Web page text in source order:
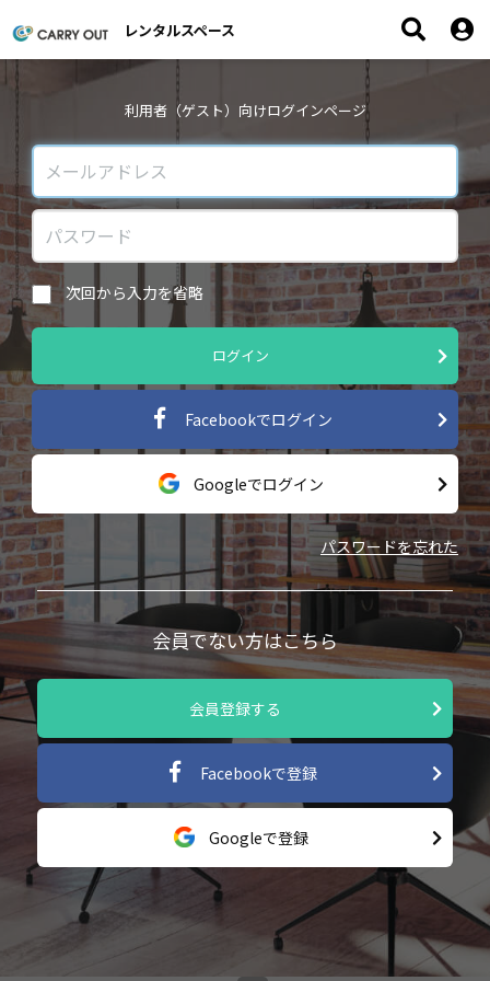
レンタルスペース
利用者（ゲスト）向けログインページ
次回から入力を省略
ログイン
Facebookでログイン
Googleでログイン
パスワードを忘れた
会員でない方はこちら
会員登録する
Facebookで登録
Googleで登録